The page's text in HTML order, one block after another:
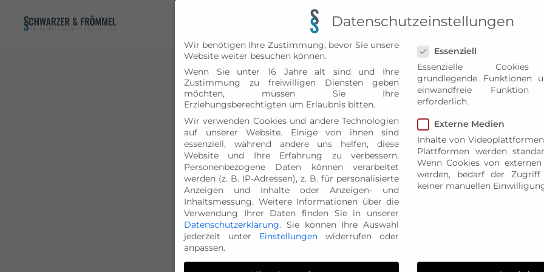
Datenschutzeinstellungen
Wir benötigen Ihre Zustimmung, bevor Sie unsere
Website weiter besuchen können.
Wenn Sie unter 16 Jahre alt sind und Ihre
Zustimmung zu freiwilligen Diensten geben
möchten, müssen Sie Ihre
Erziehungsberechtigten um Erlaubnis bitten.
Wir verwenden Cookies und andere Technologien
auf unserer Website. Einige von ihnen sind
essenziell, während andere uns helfen, diese
Website und Ihre Erfahrung zu verbessern.
Personenbezogene Daten können verarbeitet
werden (z. B. IP-Adressen), z. B. für personalisierte
Anzeigen und Inhalte oder Anzeigen- und
Inhaltsmessung. Weitere Informationen über die
Verwendung Ihrer Daten finden Sie in unserer
Datenschutzerklärung. Sie können Ihre Auswahl
jederzeit unter Einstellungen widerrufen oder
anpassen.
Essenziell
Essenzielle Cookies
grundlegende Funktionen
einwandfreie
erforderlich.
Externe Medien
Inhalte von
Plattformen werden
Wenn Cookies von
werden, bedarf der
keiner manuellen